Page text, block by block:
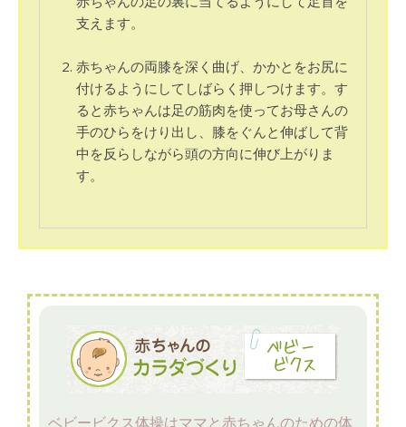
支えます。
赤ちゃんの両膝を深く曲げ、かかとをお尻に
付けるようにしてしばらく押しつけます。す
ると赤ちゃんは足の筋肉を使ってお母さんの
手のひらをけり出し、膝をぐんと伸ばして背
中を反らしながら頭の方向に伸び上がりま
す。
ベビービクス体操はママと赤ちゃんのための体